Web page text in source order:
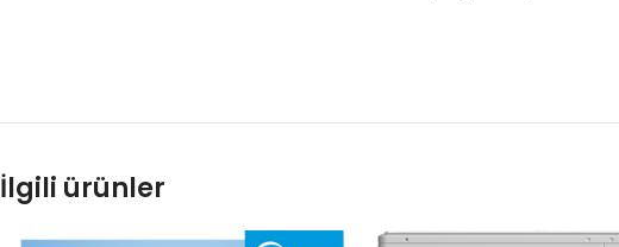
İlgili ürünler